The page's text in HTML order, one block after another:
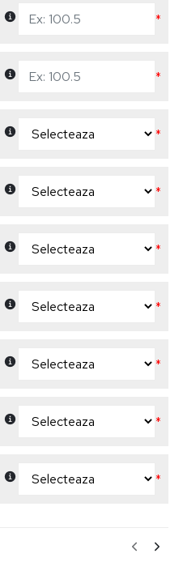
*
*
*
*
*
*
*
*
*